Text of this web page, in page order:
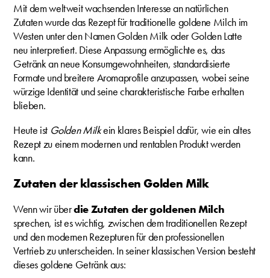
Mit dem weltweit wachsenden Interesse an natürlichen
Zutaten wurde das Rezept für traditionelle goldene Milch im
Westen unter den Namen Golden Milk oder Golden Latte
neu interpretiert. Diese Anpassung ermöglichte es, das
Getränk an neue Konsumgewohnheiten, standardisierte
Formate und breitere Aromaprofile anzupassen, wobei seine
würzige Identität und seine charakteristische Farbe erhalten
blieben.
Heute ist Golden Milkein klares Beispiel dafür, wie ein altes
Rezept zu einem modernen und rentablen Produkt werden
kann.
Zutaten der klassischen Golden Milk
Wenn wir überdie Zutaten der goldenen Milch
sprechen, ist es wichtig, zwischen dem traditionellen Rezept
und den modernen Rezepturen für den professionellen
Vertrieb zu unterscheiden. In seiner klassischen Version besteht
dieses goldene Getränk aus: